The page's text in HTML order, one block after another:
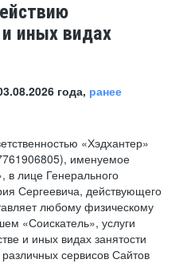
иных видах
года, ранее
«Хэдхантер»
именуемое
в лице Генерального
Сергеевича, действующего
любому физическому
«Соискатель», услуги
и иных видах занятости
сервисов Сайтов